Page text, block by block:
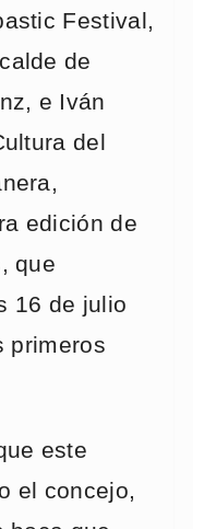
Festival,
de
e Iván
del
edición de
que
16 de julio
primeros
este
el concejo,